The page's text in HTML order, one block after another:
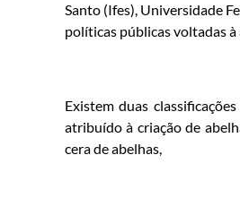
Santo (Ifes), Universidade
políticas públicas voltadas
Existem duas
atribuído à criação de
cera de abelhas,